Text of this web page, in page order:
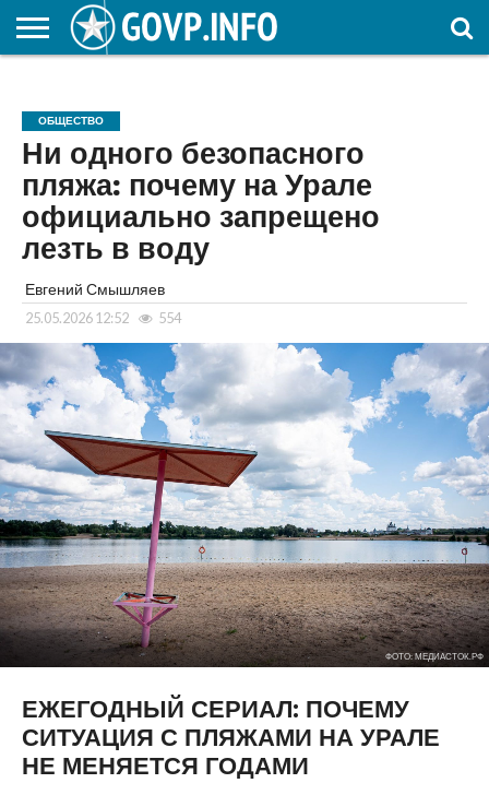
ОБРАЗОВАНИЕ
ОБЩЕСТВО
Ни одного безопасного
пляжа: почему на Урале
официально запрещено
лезть в воду
Евгений Смышляев
25.05.2026 12:52 554
ФОТО: МЕДИАСТОК.РФ
ЕЖЕГОДНЫЙ СЕРИАЛ: ПОЧЕМУ
СИТУАЦИЯ С ПЛЯЖАМИ НА УРАЛЕ
НЕ МЕНЯЕТСЯ ГОДАМИ